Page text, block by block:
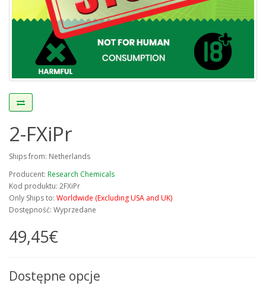
2-FXiPr
Ships from: Netherlands
Producent: Research Chemicals
Kod produktu: 2FXiPr
Only Ships to: Worldwide (Excluding USA and UK)
Dostępność: Wyprzedane
49,45€
Dostępne opcje